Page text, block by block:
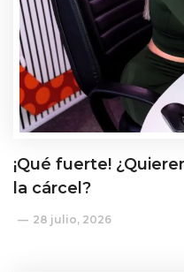
¡Qué fuerte!
la cárcel?
28 julio, 2026